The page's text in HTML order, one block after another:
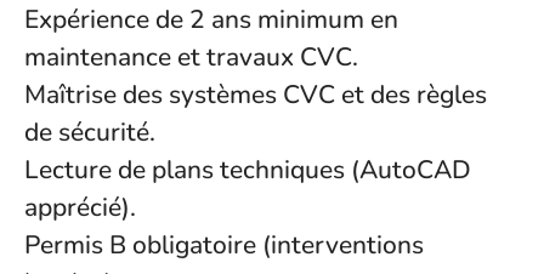
Expérience de 2 ans minimum en
maintenance et travaux CVC.
Maîtrise des systèmes CVC et des règles
de sécurité.
Lecture de plans techniques (AutoCAD
apprécié).
Permis B obligatoire (interventions